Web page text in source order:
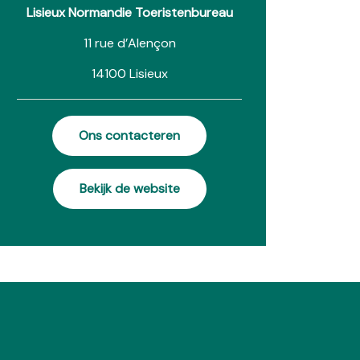
Lisieux Normandie Toeristenbureau
11 rue d’Alençon
14100 Lisieux
Ons contacteren
Bekijk de website